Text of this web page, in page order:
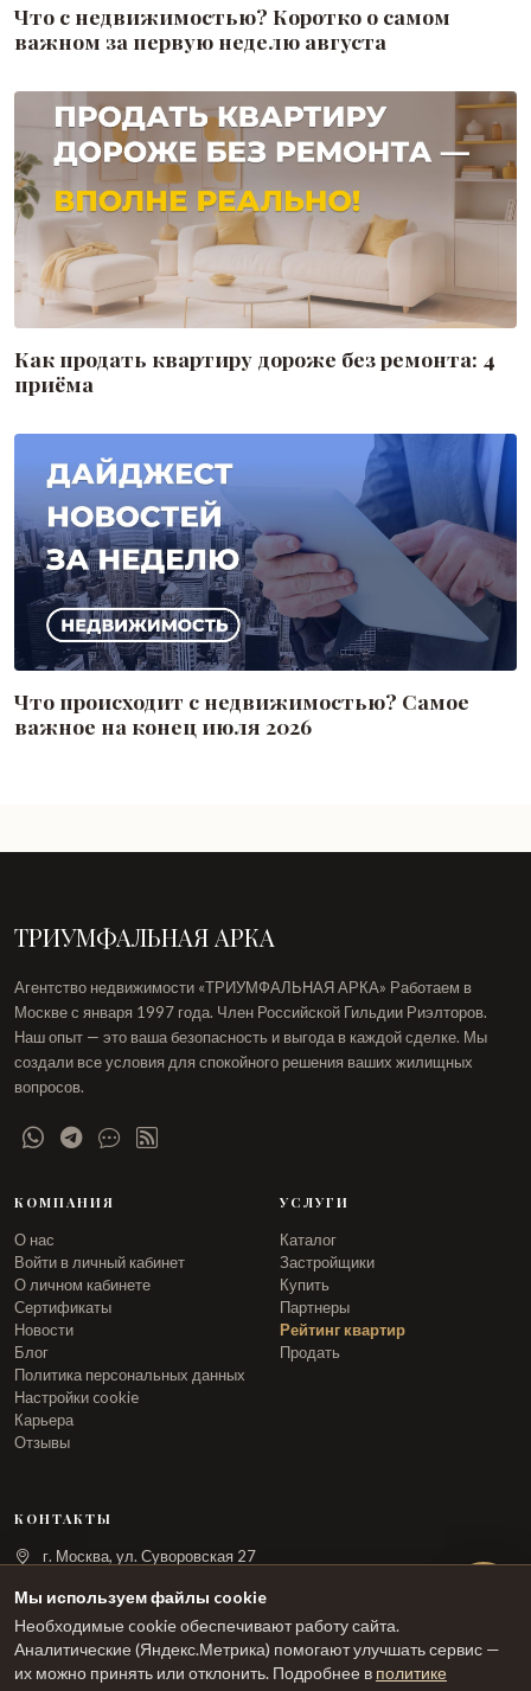
Что с недвижимостью? Коротко о самом
важном за первую неделю августа
Как продать квартиру дороже без ремонта: 4
приёма
Что происходит с недвижимостью? Самое
важное на конец июля 2026
ТРИУМФАЛЬНАЯ АРКА
Агентство недвижимости «ТРИУМФАЛЬНАЯ АРКА» Работаем в
Москве с января 1997 года. Член Российской Гильдии Риэлторов.
Наш опыт — это ваша безопасность и выгода в каждой сделке. Мы
создали все условия для спокойного решения ваших жилищных
вопросов.
КОМПАНИЯ
О нас
Войти в личный кабинет
О личном кабинете
Сертификаты
Новости
Блог
Политика персональных данных
Настройки cookie
Карьера
Отзывы
УСЛУГИ
Каталог
Застройщики
Купить
Партнеры
Рейтинг квартир
Продать
КОНТАКТЫ
г. Москва, ул. Суворовская 27
ЗАКАЗАТЬ ЗВОНОК
Мы используем файлы cookie
Необходимые cookie обеспечивают работу сайта.
Аналитические (Яндекс.Метрика) помогают улучшать сервис —
их можно принять или отклонить. Подробнее в политике